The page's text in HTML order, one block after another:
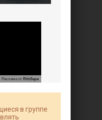
Реклама от RtbSape
в группе